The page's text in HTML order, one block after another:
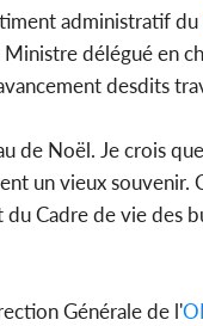
administratif du
délégué en
desdits
de Noël. Je crois
un vieux souvenir.
du Cadre de vie des
Générale de l'